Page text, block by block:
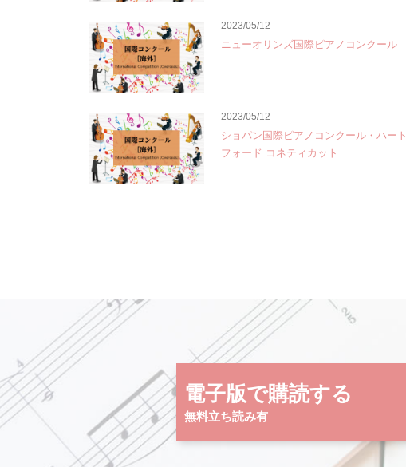
2023/05/12
ニューオリンズ国際ピアノコンクール
2023/05/12
ショパン国際ピアノコンクール・ハート
フォード コネティカット
電子版で購読する
無料立ち読み有